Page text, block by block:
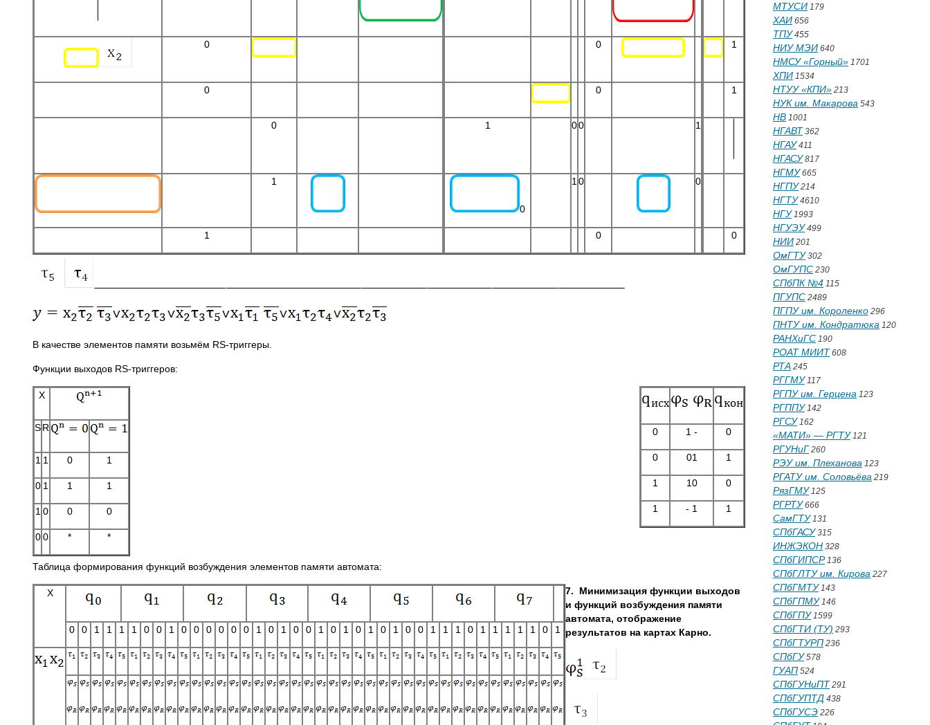
0 0 1
0 0 1
0 1 00 1
1
0
1 0 0
1 0 0
В качестве элементов памяти возьмём RS-триггеры.
Функции выходов RS-триггеров:
X
SR
1 1 0 1
0 1 1 1
1 0 0 0
0 0 * *
0 1 - 0
0 01 1
1 10 0
1 - 1 1
Таблица формирования функций возбуждения элементов памяти автомата:
X
0 0 1 1 1 1 0 0 1 0 0 0 0 0 0 1 0 1 0 0 1 0 1 0 1 0 1 0 0 1 1 1 0 1 1 1 1 1 0 1
7. Минимизация функции выходов
и функций возбуждения памяти
автомата, отображение
результатов на картах Карно.
МТУСИ 179
ХАИ 656
ТПУ455
НИУ МЭИ 640
НМСУ «Горный» 1701
ХПИ 1534
НТУУ «КПИ» 213
НУК им. Макарова 543
НВ 1001
НГАВТ 362
НГАУ411
НГАСУ817
НГМУ665
НГПУ214
НГТУ4610
НГУ1993
НГУЭУ499
НИИ 201
ОмГТУ302
ОмГУПС 230
СПбПК №4 115
ПГУПС 2489
ПГПУ им. Короленко 296
ПНТУ им. Кондратюка 120
РАНХиГС 190
РОАТ МИИТ 608
РТА 245
РГГМУ117
РГПУ им. Герцена 123
РГППУ142
РГСУ162
«МАТИ» — РГТУ121
РГУНиГ 260
РЭУ им. Плеханова 123
РГАТУ им. Соловьёва 219
РязГМУ125
РГРТУ666
СамГТУ131
СПбГАСУ315
ИНЖЭКОН 328
СПбГИПСР136
СПбГЛТУ им. Кирова 227
СПбГМТУ143
СПбГПМУ146
СПбГПУ1599
СПбГТИ (ТУ) 293
СПбГТУРП 236
СПбГУ578
ГУАП 524
СПбГУНиПТ 291
СПбГУПТД 438
СПбГУСЭ 226